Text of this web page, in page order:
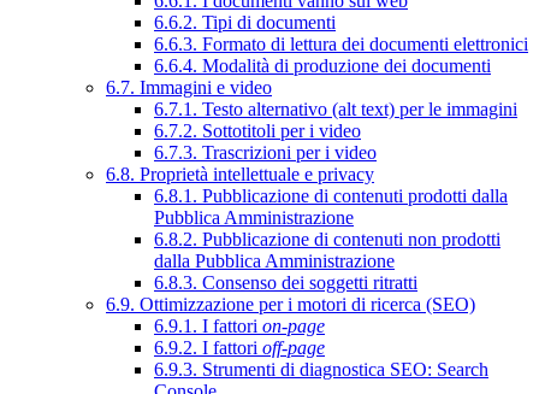
6.6.2. Tipi di documenti
6.6.3. Formato di lettura dei documenti elettronici
6.6.4. Modalità di produzione dei documenti
6.7. Immagini e video
6.7.1. Testo alternativo (alt text) per le immagini
6.7.2. Sottotitoli per i video
6.7.3. Trascrizioni per i video
6.8. Proprietà intellettuale e privacy
6.8.1. Pubblicazione di contenuti prodotti dalla
Pubblica Amministrazione
6.8.2. Pubblicazione di contenuti non prodotti
dalla Pubblica Amministrazione
6.8.3. Consenso dei soggetti ritratti
6.9. Ottimizzazione per i motori di ricerca (SEO)
6.9.1. I fattori on-page
6.9.2. I fattori off-page
6.9.3. Strumenti di diagnostica SEO: Search